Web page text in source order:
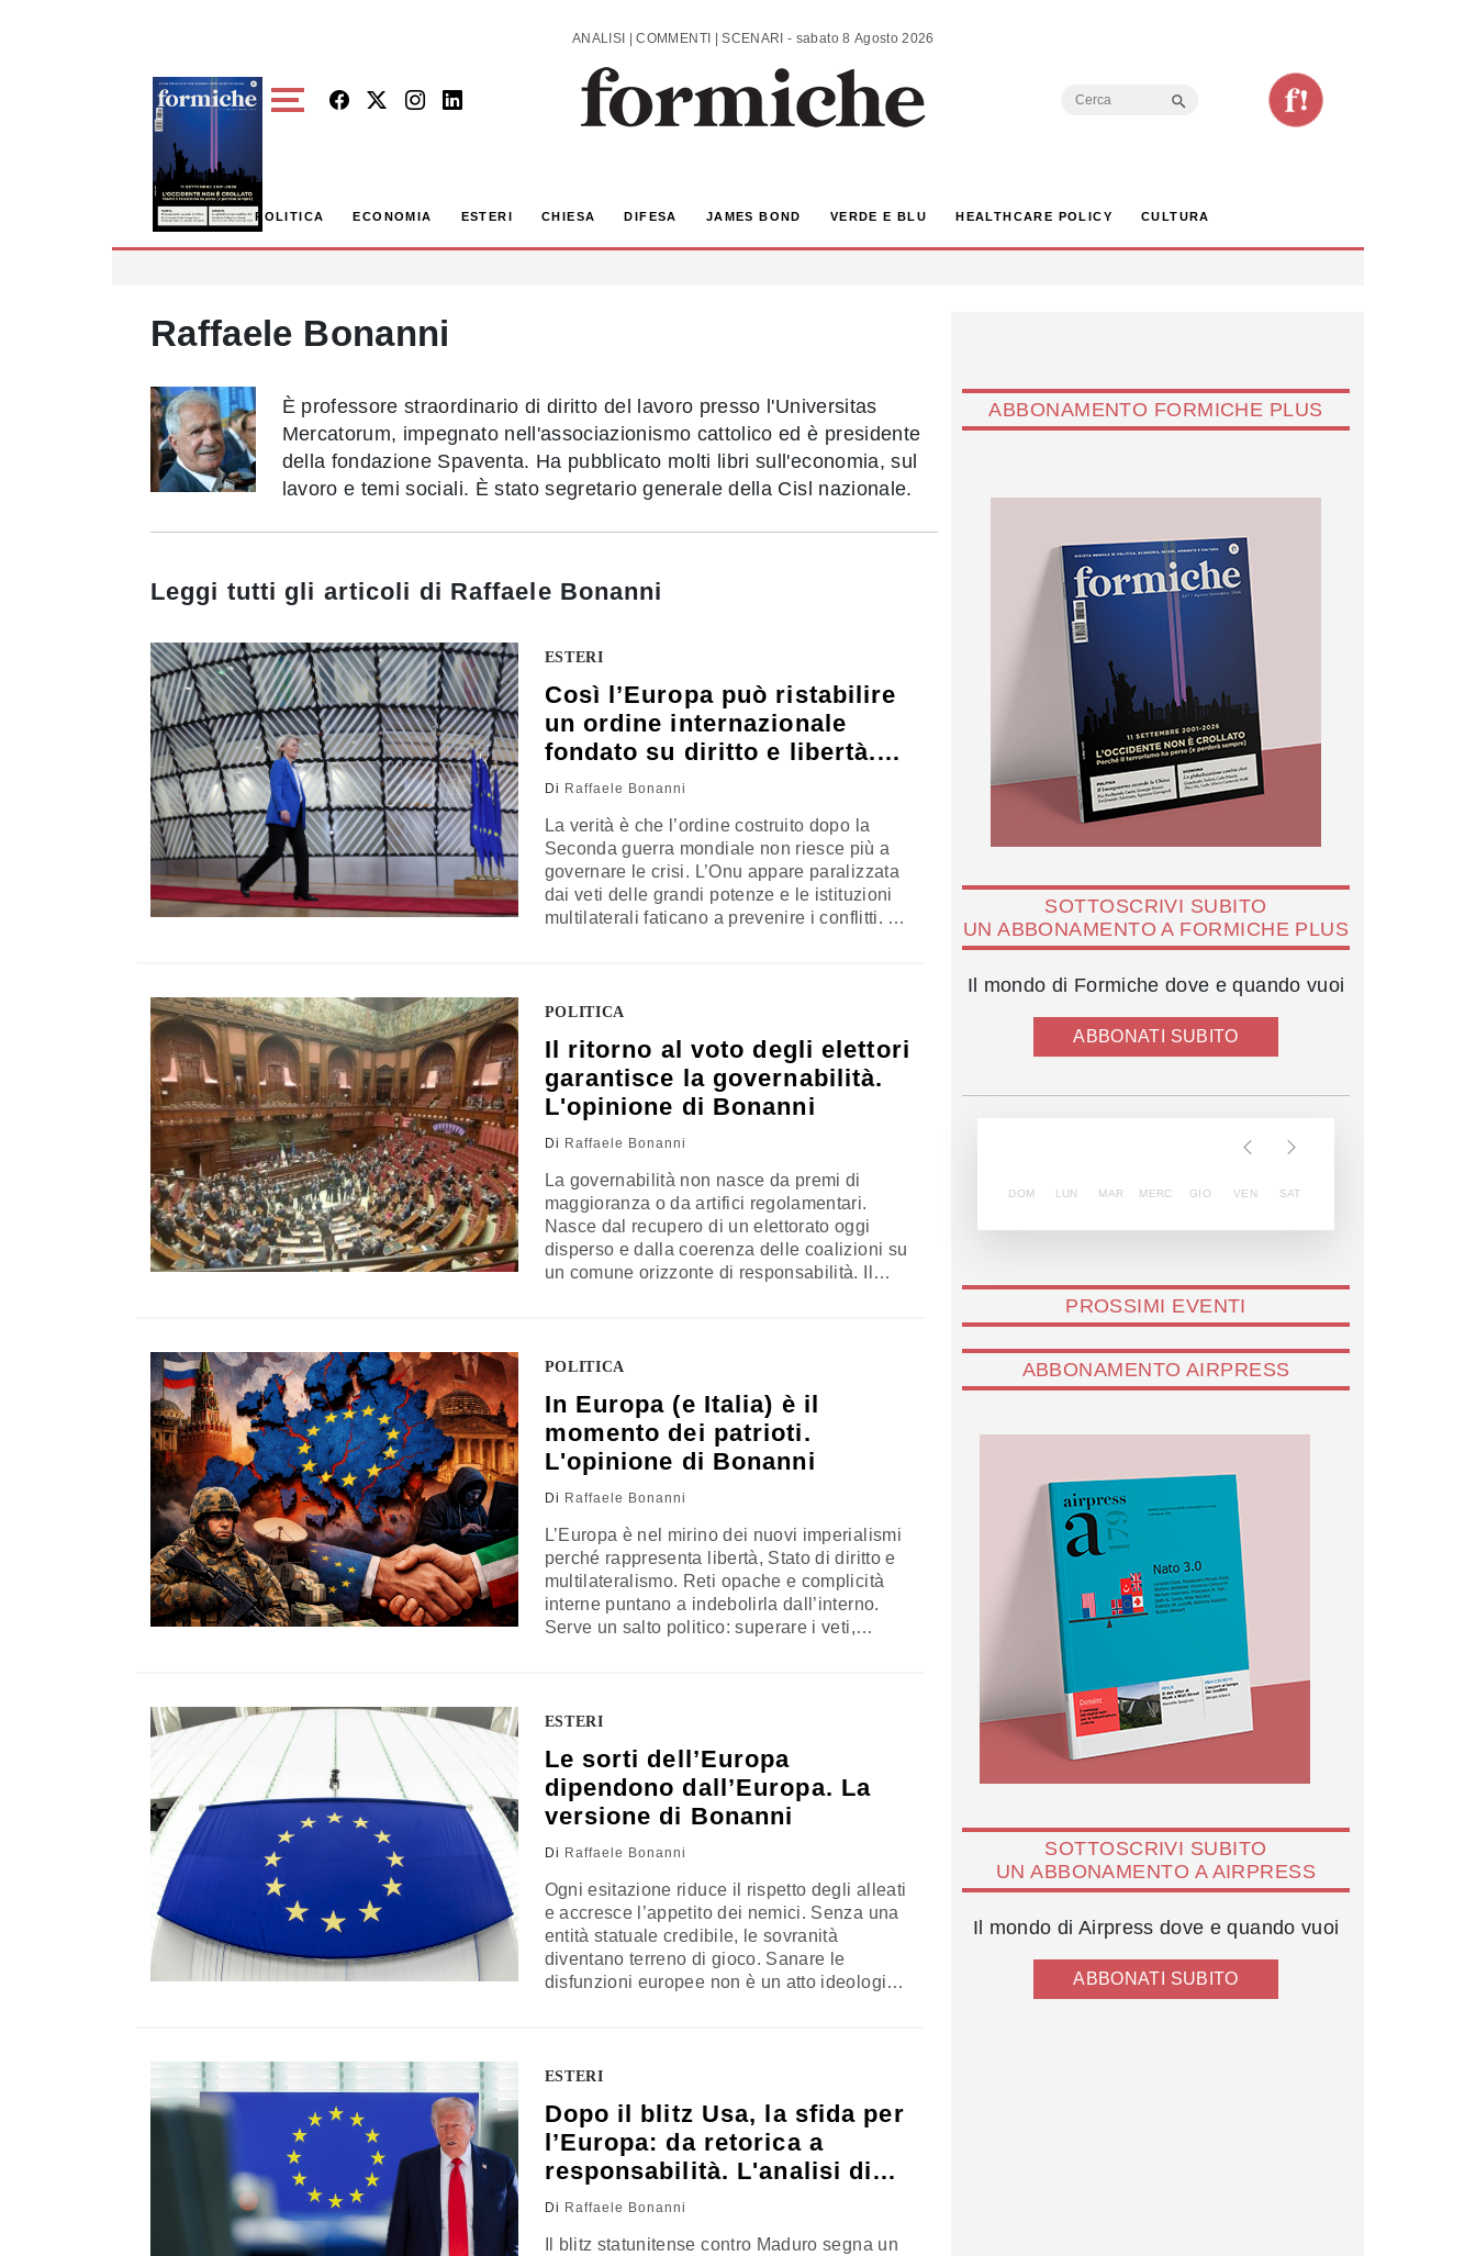
ANALISI | COMMENTI | SCENARI - sabato 8 Agosto 2026
Search
POLITICA ECONOMIA ESTERI CHIESA DIFESA JAMES BOND VERDE E BLU HEALTHCARE POLICY CULTURA
Raffaele Bonanni
È professore straordinario di diritto del lavoro presso l'Universitas
Mercatorum, impegnato nell'associazionismo cattolico ed è presidente
della fondazione Spaventa. Ha pubblicato molti libri sull'economia, sul
lavoro e temi sociali. È stato segretario generale della Cisl nazionale.
Leggi tutti gli articoli di Raffaele Bonanni
ESTERI
Così l’Europa può ristabilire
un ordine internazionale
fondato su diritto e libertà.
L'opinione di Bonanni
Di Raffaele Bonanni
La verità è che l’ordine costruito dopo la
Seconda guerra mondiale non riesce più a
governare le crisi. L’Onu appare paralizzata
dai veti delle grandi potenze e le istituzioni
multilaterali faticano a prevenire i conflitti. Le
nazionale che riunisca tutte le forze
europea. La riflessione di Raffaele Bonanni
POLITICA
Il ritorno al voto degli elettori
garantisce la governabilità.
L'opinione di Bonanni
Di Raffaele Bonanni
La governabilità non nasce da premi di
maggioranza o da artifici regolamentari.
Nasce dal recupero di un elettorato oggi
disperso e dalla coerenza delle coalizioni su
un comune orizzonte di responsabilità. Il
POLITICA
In Europa (e Italia) è il
momento dei patrioti.
L'opinione di Bonanni
Di Raffaele Bonanni
L’Europa è nel mirino dei nuovi imperialismi
perché rappresenta libertà, Stato di diritto e
multilateralismo. Reti opache e complicità
interne puntano a indebolirla dall’interno.
Serve un salto politico: superare i veti,
servono patrioti dell’Europa, non di patrie
ESTERI
Le sorti dell’Europa
dipendono dall’Europa. La
versione di Bonanni
Di Raffaele Bonanni
Ogni esitazione riduce il rispetto degli alleati
e accresce l’appetito dei nemici. Senza una
entità statuale credibile, le sovranità
diventano terreno di gioco. Sanare le
disfunzioni europee non è un atto ideologico,
ESTERI
Dopo il blitz Usa, la sfida per
l’Europa: da retorica a
responsabilità. L'analisi di
Bonanni
Di Raffaele Bonanni
Il blitz statunitense contro Maduro segna un
ABBONAMENTO FORMICHE PLUS
SOTTOSCRIVI SUBITO
UN ABBONAMENTO A FORMICHE PLUS
Il mondo di Formiche dove e quando vuoi
ABBONATI SUBITO
DOM LUN MAR MERC GIO VEN SAT
PROSSIMI EVENTI
ABBONAMENTO AIRPRESS
SOTTOSCRIVI SUBITO
UN ABBONAMENTO A AIRPRESS
Il mondo di Airpress dove e quando vuoi
ABBONATI SUBITO